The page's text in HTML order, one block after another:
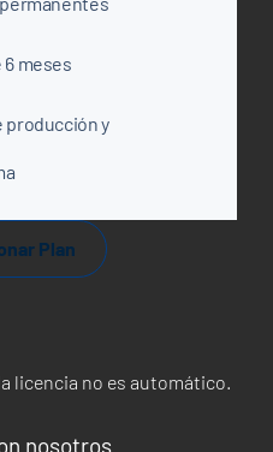
meses
producción y
Plan
licencia no es automático.
nosotros